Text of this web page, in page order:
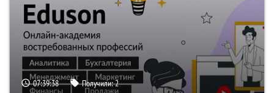
07:39:37 Получили:2